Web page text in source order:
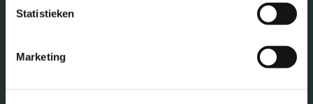
Statistieken
Marketing